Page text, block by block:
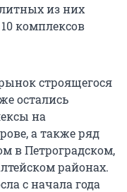
из них
10 комплексов
строящегося
остались
на
а также ряд
в Петроградском,
районах.
с начала года